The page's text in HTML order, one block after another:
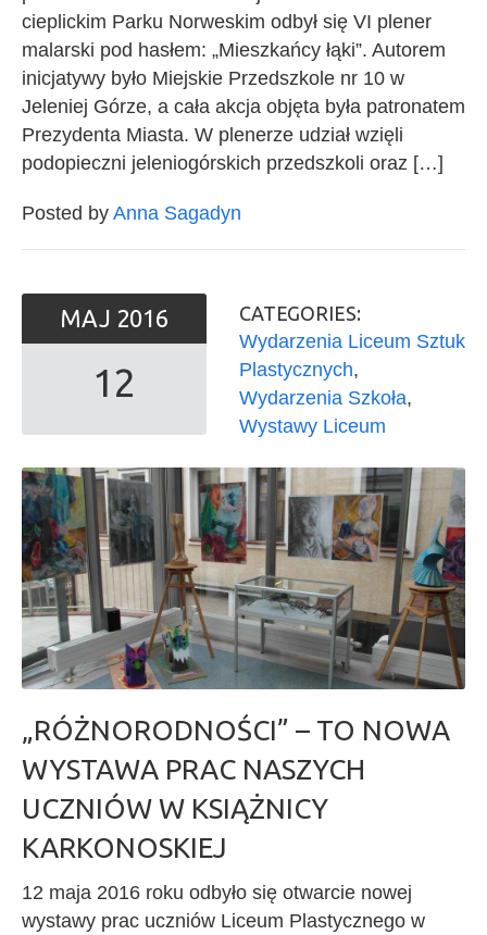
cieplickim Parku Norweskim odbył się VI plener
malarski pod hasłem: „Mieszkańcy łąki”. Autorem
inicjatywy było Miejskie Przedszkole nr 10 w
Jeleniej Górze, a cała akcja objęta była patronatem
Prezydenta Miasta. W plenerze udział wzięli
podopieczni jeleniogórskich przedszkoli oraz […]
Posted by Anna Sagadyn
MAJ 2016
12
CATEGORIES:
Wydarzenia Liceum Sztuk
Plastycznych,
Wydarzenia Szkoła,
Wystawy Liceum
„RÓŻNORODNOŚCI” – TO NOWA
WYSTAWA PRAC NASZYCH
UCZNIÓW W KSIĄŻNICY
KARKONOSKIEJ
12 maja 2016 roku odbyło się otwarcie nowej
wystawy prac uczniów Liceum Plastycznego w